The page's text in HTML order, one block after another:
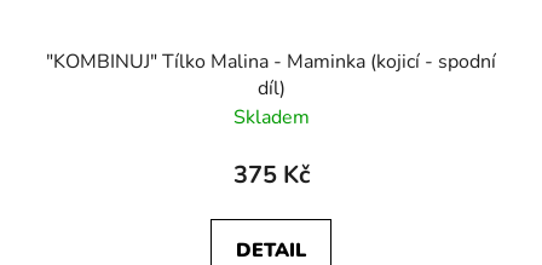
"KOMBINUJ" Tílko Malina - Maminka (kojicí - spodní
díl)
Skladem
375 Kč
DETAIL